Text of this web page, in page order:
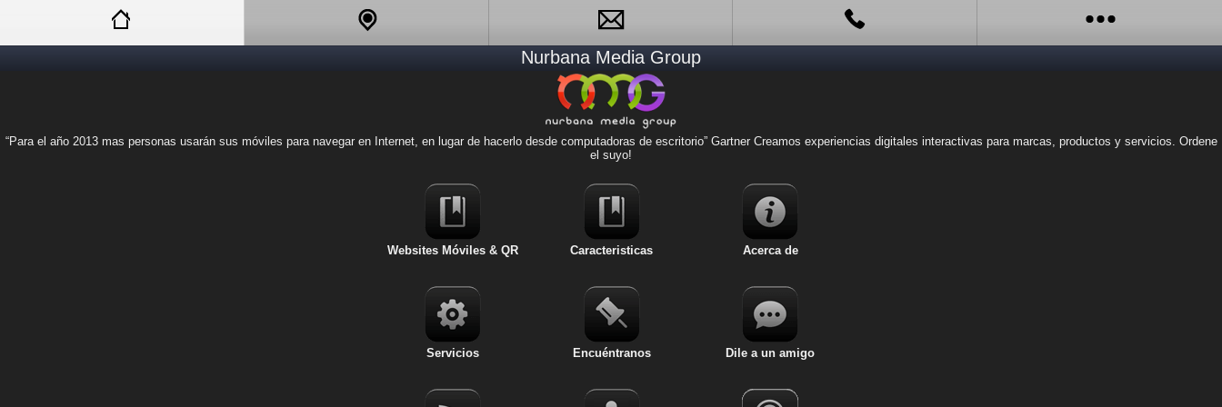
Websites Móviles & QR
Caracteristicas
Acerca de
Servicios
Dile a un amigo
Noticias
Lugares
Nurbana Media Group
“Para el año 2013 mas personas usarán sus móviles para navegar en Internet, en lugar de hacerlo desde computadoras de escritorio” Gartner Creamos experiencias digitales interactivas para marcas, productos y servicios. Ordene
el suyo!
Websites Móviles & QR Caracteristicas Acerca de
Servicios Encuéntranos Dile a un amigo